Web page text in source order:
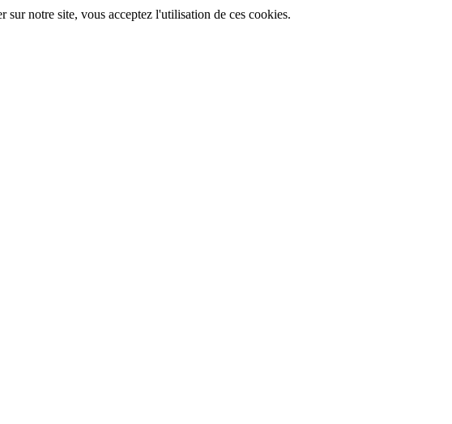
notre site, vous acceptez l'utilisation de ces cookies.